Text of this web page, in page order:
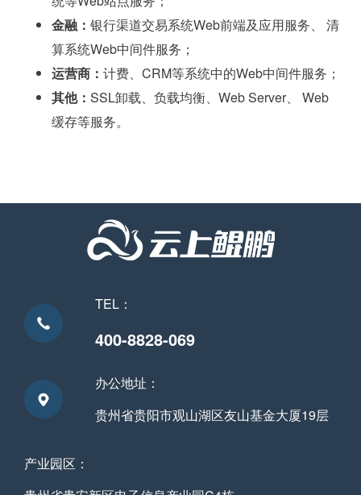
金融：银行渠道交易系统Web前端及应用服务、 清
算系统Web中间件服务；
运营商：计费、CRM等系统中的Web中间件服务；
其他：SSL卸载、负载均衡、Web Server、 Web
缓存等服务。
TEL：
400-8828-069
办公地址：
贵州省贵阳市观山湖区友山基金大厦19层
产业园区：